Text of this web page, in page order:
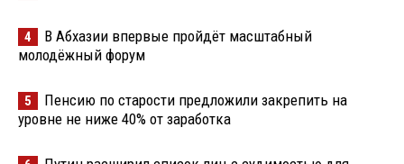
4
В Абхазии впервые пройдёт масштабный
молодёжный форум
5
Пенсию по старости предложили закрепить на
уровне не ниже 40% от заработка